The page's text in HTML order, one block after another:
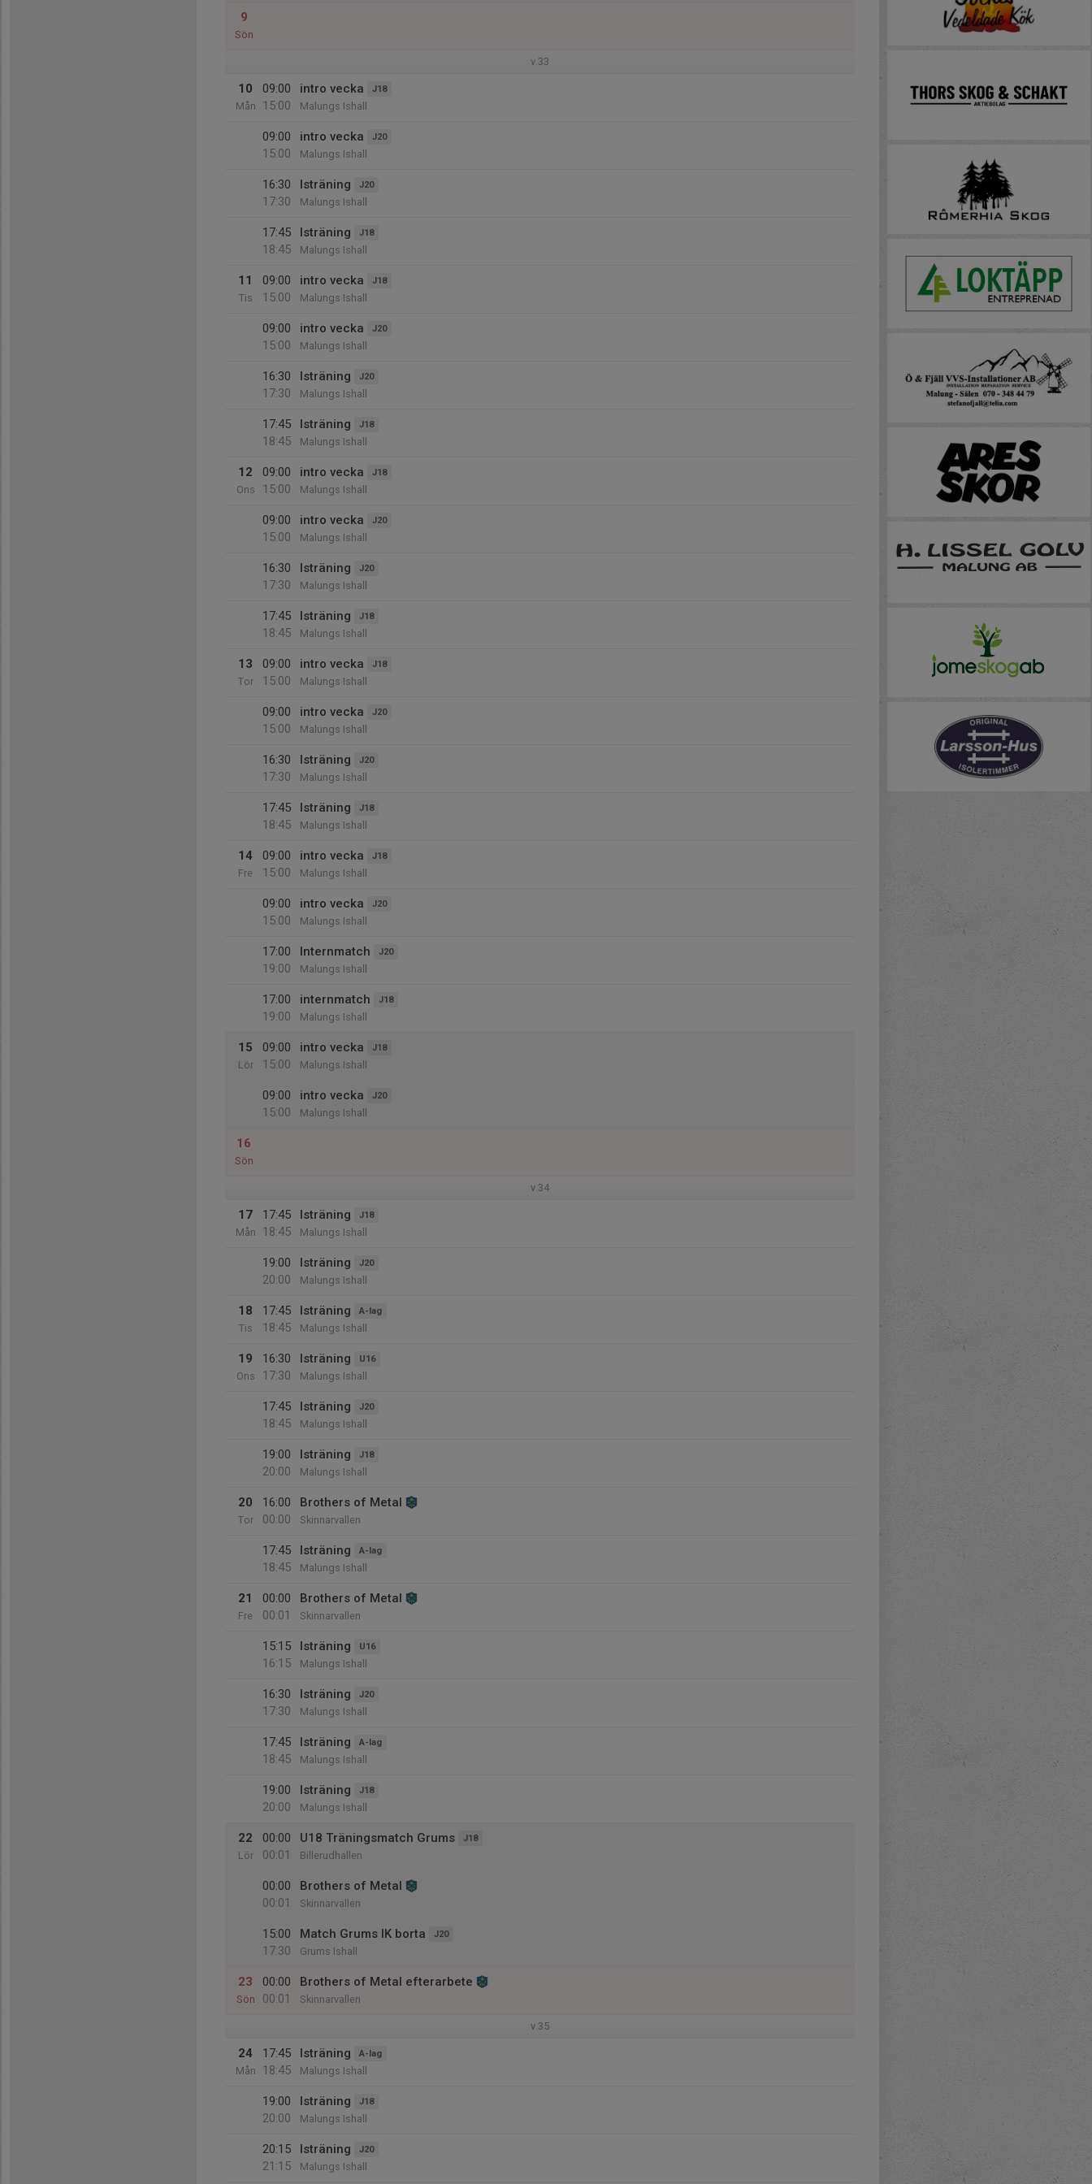
9
Sön
v.33
10
Mån
09:00
15:00
intro vecka J18
Malungs Ishall
09:00
15:00
intro vecka J20
Malungs Ishall
16:30
17:30
Isträning J20
Malungs Ishall
17:45
18:45
Isträning J18
Malungs Ishall
11
Tis
09:00
15:00
intro vecka J18
Malungs Ishall
09:00
15:00
intro vecka J20
Malungs Ishall
16:30
17:30
Isträning J20
Malungs Ishall
17:45
18:45
Isträning J18
Malungs Ishall
12
Ons
09:00
15:00
intro vecka J18
Malungs Ishall
09:00
15:00
intro vecka J20
Malungs Ishall
16:30
17:30
Isträning J20
Malungs Ishall
17:45
18:45
Isträning J18
Malungs Ishall
13
Tor
09:00
15:00
intro vecka J18
Malungs Ishall
09:00
15:00
intro vecka J20
Malungs Ishall
16:30
17:30
Isträning J20
Malungs Ishall
17:45
18:45
Isträning J18
Malungs Ishall
14
Fre
09:00
15:00
intro vecka J18
Malungs Ishall
09:00
15:00
intro vecka J20
Malungs Ishall
17:00
19:00
Internmatch J20
Malungs Ishall
17:00
19:00
internmatch J18
Malungs Ishall
15
Lör
09:00
15:00
intro vecka J18
Malungs Ishall
09:00
15:00
intro vecka J20
Malungs Ishall
16
Sön
v.34
17
Mån
17:45
18:45
Isträning J18
Malungs Ishall
19:00
20:00
Isträning J20
Malungs Ishall
18
Tis
17:45
18:45
Isträning A-lag
Malungs Ishall
19
Ons
16:30
17:30
Isträning U16
Malungs Ishall
17:45
18:45
Isträning J20
Malungs Ishall
19:00
20:00
Isträning J18
Malungs Ishall
20
Tor
16:00
00:00
Brothers of Metal
Skinnarvallen
17:45
18:45
Isträning A-lag
Malungs Ishall
21
Fre
00:00
00:01
Brothers of Metal
Skinnarvallen
15:15
16:15
Isträning U16
Malungs Ishall
16:30
17:30
Isträning J20
Malungs Ishall
17:45
18:45
Isträning A-lag
Malungs Ishall
19:00
20:00
Isträning J18
Malungs Ishall
22
Lör
00:00
00:01
U18 Träningsmatch Grums J18
Billerudhallen
00:00
00:01
Brothers of Metal
Skinnarvallen
15:00
17:30
Match Grums IK borta J20
Grums Ishall
23
Sön
00:00
00:01
Brothers of Metal efterarbete
Skinnarvallen
v.35
24
Mån
17:45
18:45
Isträning A-lag
Malungs Ishall
19:00
20:00
Isträning J18
Malungs Ishall
20:15
21:15
Isträning J20
Malungs Ishall